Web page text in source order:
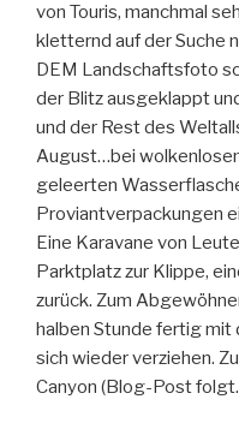
von Touris, manchmal
kletternd auf der Suche
DEM Landschaftsfoto
der Blitz ausgeklappt
und der Rest des
August…bei
geleerten
Proviantverpackungen
Eine Karavane von
Parktplatz zur Klippe,
zurück. Zum
halben Stunde fertig
sich wieder verziehen.
Canyon (Blog-Post